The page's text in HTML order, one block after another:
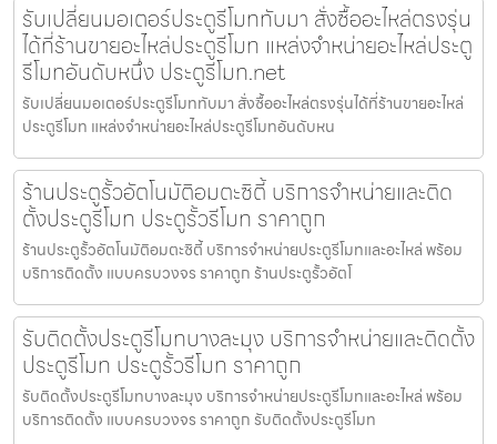
รับเปลี่ยนมอเตอร์ประตูรีโมททับมา สั่งซื้ออะไหล่ตรงรุ่น
ได้ที่ร้านขายอะไหล่ประตูรีโมท แหล่งจำหน่ายอะไหล่ประตู
รีโมทอันดับหนึ่ง ประตูรีโมท.net
รับเปลี่ยนมอเตอร์ประตูรีโมททับมา สั่งซื้ออะไหล่ตรงรุ่นได้ที่ร้านขายอะไหล่
ประตูรีโมท แหล่งจำหน่ายอะไหล่ประตูรีโมทอันดับหน
ร้านประตูรั้วอัตโนมัติอมตะซิตี้ บริการจำหน่ายและติด
ตั้งประตูรีโมท ประตูรั้วรีโมท ราคาถูก
ร้านประตูรั้วอัตโนมัติอมตะซิตี้ บริการจำหน่ายประตูรีโมทและอะไหล่ พร้อม
บริการติดตั้ง แบบครบวงจร ราคาถูก ร้านประตูรั้วอัตโ
รับติดตั้งประตูรีโมทบางละมุง บริการจำหน่ายและติดตั้ง
ประตูรีโมท ประตูรั้วรีโมท ราคาถูก
รับติดตั้งประตูรีโมทบางละมุง บริการจำหน่ายประตูรีโมทและอะไหล่ พร้อม
บริการติดตั้ง แบบครบวงจร ราคาถูก รับติดตั้งประตูรีโมท